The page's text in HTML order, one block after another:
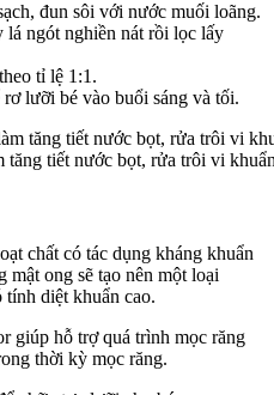
đun sôi với nước muối loãng.
ngót nghiền nát rồi lọc lấy
tỉ lệ 1:1.
lưỡi bé vào buổi sáng và tối.
tăng tiết nước bọt, rửa trôi vi
chất có tác dụng kháng khuẩn
mật ong sẽ tạo nên một loại
tính diệt khuẩn cao.
giúp hỗ trợ quá trình mọc răng
thời kỳ mọc răng.